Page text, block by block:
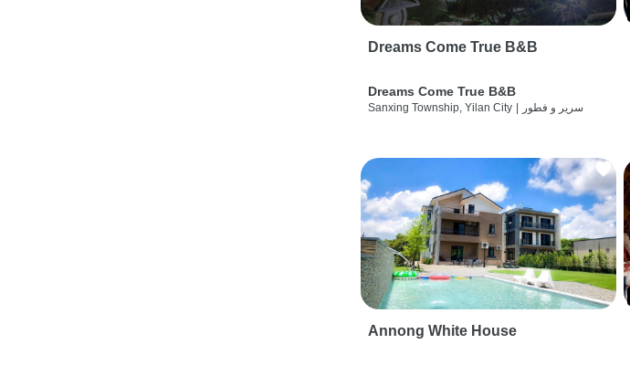
Dreams Come True B&B
Dreams Come True B&B
Sanxing Township, Yilan City | سرير و فطور
Annong White House